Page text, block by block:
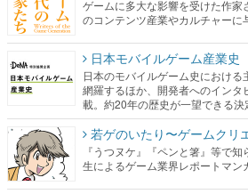
ゲームに多大な影響を受けた作
のコンテンツ産業やカルチャーに
日本モバイルゲーム産業史
日本のモバイルゲーム史におけ
網羅するほか、開発者へのイン
載。約20年の歴史が一望できる決
若ゲのいたり〜ゲームクリ
『うつヌケ』『ペンと箸』等で
生によるゲーム業界レポートマン